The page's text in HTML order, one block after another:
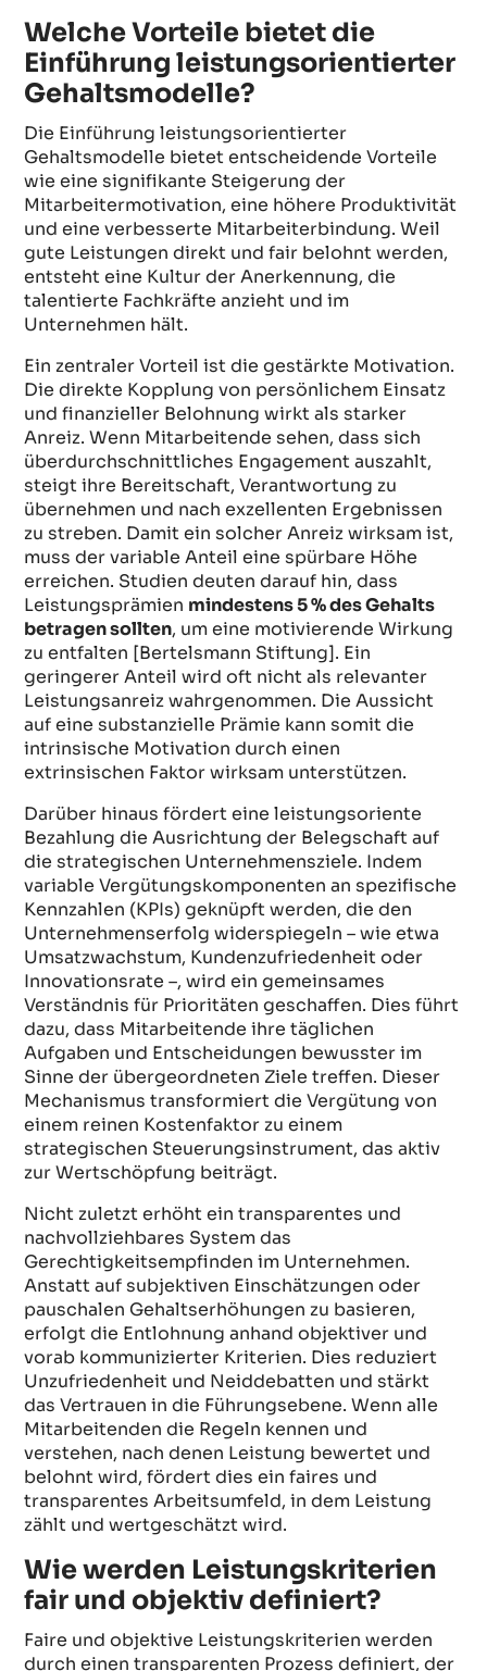
Welche Vorteile bietet die
Einführung leistungsorientierter
Gehaltsmodelle?
Die Einführung leistungsorientierter
Gehaltsmodelle bietet entscheidende Vorteile
wie eine signifikante Steigerung der
Mitarbeitermotivation, eine höhere Produktivität
und eine verbesserte Mitarbeiterbindung. Weil
gute Leistungen direkt und fair belohnt werden,
entsteht eine Kultur der Anerkennung, die
talentierte Fachkräfte anzieht und im
Unternehmen hält.
Ein zentraler Vorteil ist die gestärkte Motivation.
Die direkte Kopplung von persönlichem Einsatz
und finanzieller Belohnung wirkt als starker
Anreiz. Wenn Mitarbeitende sehen, dass sich
überdurchschnittliches Engagement auszahlt,
steigt ihre Bereitschaft, Verantwortung zu
übernehmen und nach exzellenten Ergebnissen
zu streben. Damit ein solcher Anreiz wirksam ist,
muss der variable Anteil eine spürbare Höhe
erreichen. Studien deuten darauf hin, dass
Leistungsprämien mindestens 5 % des Gehalts
betragen sollten, um eine motivierende Wirkung
zu entfalten [Bertelsmann Stiftung]. Ein
geringerer Anteil wird oft nicht als relevanter
Leistungsanreiz wahrgenommen. Die Aussicht
auf eine substanzielle Prämie kann somit die
intrinsische Motivation durch einen
extrinsischen Faktor wirksam unterstützen.
Darüber hinaus fördert eine leistungsoriente
Bezahlung die Ausrichtung der Belegschaft auf
die strategischen Unternehmensziele. Indem
variable Vergütungskomponenten an spezifische
Kennzahlen (KPIs) geknüpft werden, die den
Unternehmenserfolg widerspiegeln – wie etwa
Umsatzwachstum, Kundenzufriedenheit oder
Innovationsrate –, wird ein gemeinsames
Verständnis für Prioritäten geschaffen. Dies führt
dazu, dass Mitarbeitende ihre täglichen
Aufgaben und Entscheidungen bewusster im
Sinne der übergeordneten Ziele treffen. Dieser
Mechanismus transformiert die Vergütung von
einem reinen Kostenfaktor zu einem
strategischen Steuerungsinstrument, das aktiv
zur Wertschöpfung beiträgt.
Nicht zuletzt erhöht ein transparentes und
nachvollziehbares System das
Gerechtigkeitsempfinden im Unternehmen.
Anstatt auf subjektiven Einschätzungen oder
pauschalen Gehaltserhöhungen zu basieren,
erfolgt die Entlohnung anhand objektiver und
vorab kommunizierter Kriterien. Dies reduziert
Unzufriedenheit und Neiddebatten und stärkt
das Vertrauen in die Führungsebene. Wenn alle
Mitarbeitenden die Regeln kennen und
verstehen, nach denen Leistung bewertet und
belohnt wird, fördert dies ein faires und
transparentes Arbeitsumfeld, in dem Leistung
zählt und wertgeschätzt wird.
Wie werden Leistungskriterien
fair und objektiv definiert?
Faire und objektive Leistungskriterien werden
durch einen transparenten Prozess definiert, der